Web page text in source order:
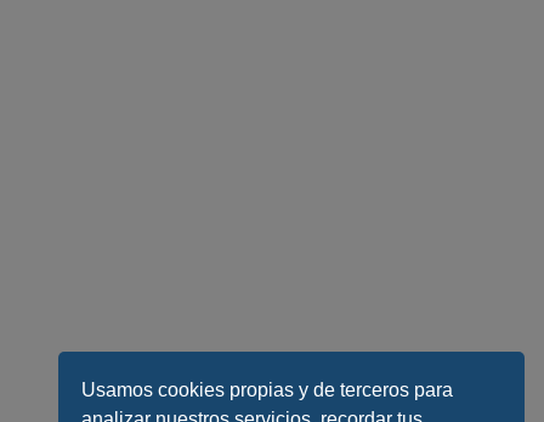
Usamos cookies propias y de terceros para